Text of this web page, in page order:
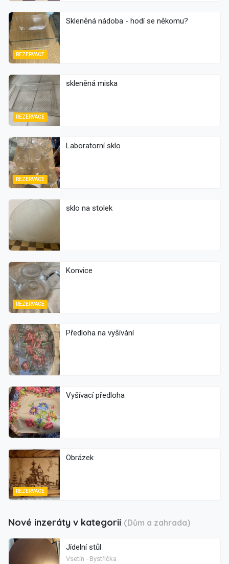
REZERVACE
Skleněná nádoba - hodí se někomu?
REZERVACE
skleněná miska
REZERVACE
Laboratorní sklo
sklo na stolek
REZERVACE
Konvice
Předloha na vyšívání
Vyšívací předloha
REZERVACE
Obrázek
Nové inzeráty v kategorii (Dům a zahrada)
Jídelní stůl
Vsetín - Bystřička